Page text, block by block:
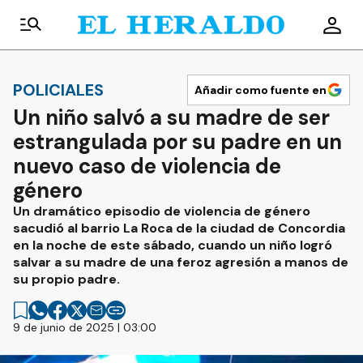
POLICIALES Añadir como fuente en
Un niño salvó a su madre de ser
estrangulada por su padre en un
nuevo caso de violencia de
género
Un dramático episodio de violencia de género
sacudió al barrio La Roca de la ciudad de Concordia
en la noche de este sábado, cuando un niño logró
salvar a su madre de una feroz agresión a manos de
su propio padre.
9 de junio de 2025 | 03:00